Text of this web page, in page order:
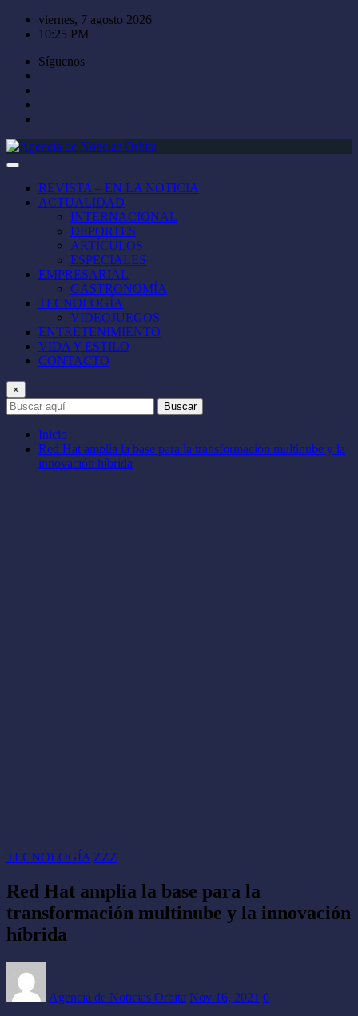
Saltar
viernes, 7 agosto 2026
10:25 PM
Síguenos
REVISTA – EN LA NOTICIA
ACTUALIDAD
INTERNACIONAL
DEPORTES
ARTÍCULOS
ESPECIALES
EMPRESARIAL
GASTRONOMÍA
TECNOLOGÍA
VIDEOJUEGOS
ENTRETENIMIENTO
VIDA Y ESTILO
CONTACTO
×
Buscar
Inicio
Red Hat amplía la base para la transformación multinube y la
innovación híbrida
TECNOLOGÍA ZZZ
Red Hat amplía la base para la
transformación multinube y la innovación
híbrida
Agencia de Noticias Orbita Nov 16, 2021 0